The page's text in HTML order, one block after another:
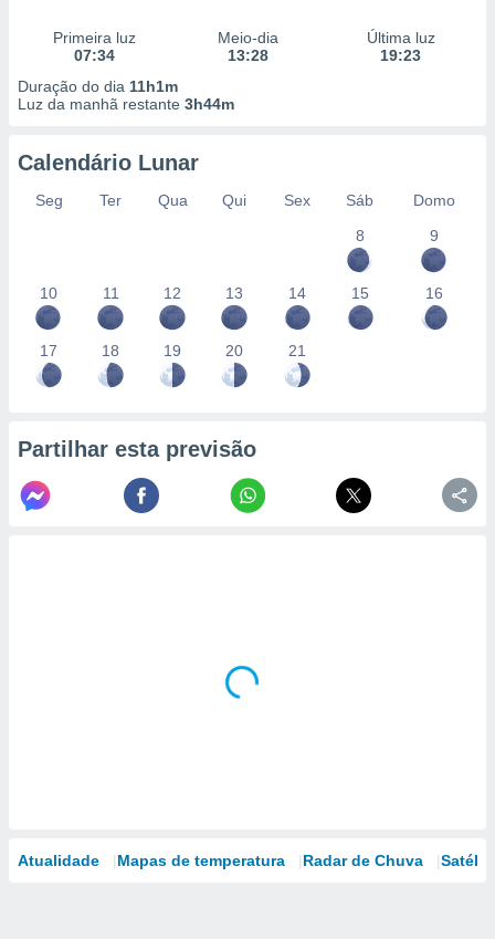
Primeira luz
07:34
Meio-dia
13:28
Última luz
19:23
Duração do dia 11h1m
Luz da manhã restante 3h44m
Calendário Lunar
Seg Ter Qua Qui Sex Sáb
Domo
8
9
10 11 12 13 14 15 16
17 18 19 20 21
Partilhar esta previsão
Atualidade Mapas de temperatura Radar de Chuva